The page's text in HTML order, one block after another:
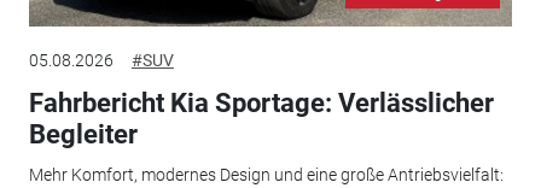
05.08.2026 #SUV
Fahrbericht Kia Sportage: Verlässlicher
Begleiter
Mehr Komfort, modernes Design und eine große Antriebsvielfalt: